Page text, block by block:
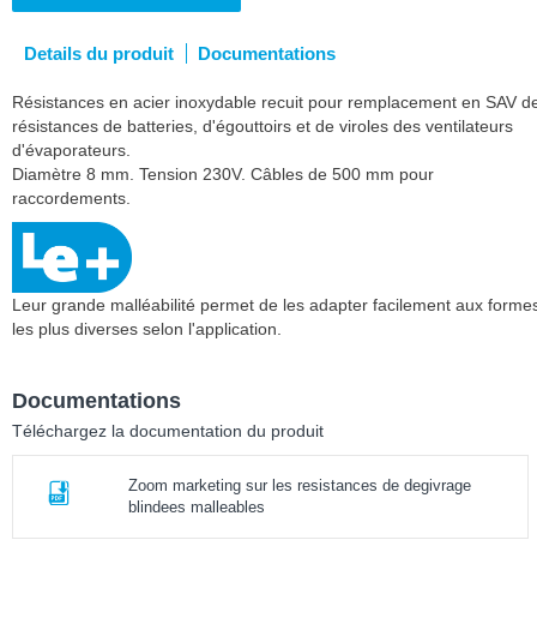
Details du produit Documentations
Résistances en acier inoxydable recuit pour remplacement en SAV
résistances de batteries, d'égouttoirs et de viroles des ventilateurs
d'évaporateurs.
Diamètre 8 mm. Tension 230V. Câbles de 500 mm pour
raccordements.
Leur grande malléabilité permet de les adapter facilement aux
les plus diverses selon l'application.
Documentations
Téléchargez la documentation du produit
Zoom marketing sur les resistances de degivrage
blindees malleables